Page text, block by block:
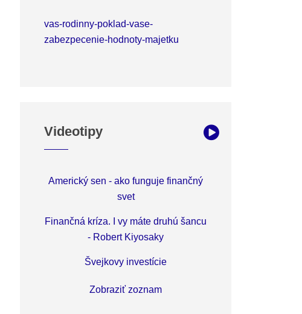
vas-rodinny-poklad-vase-
zabezpecenie-hodnoty-majetku
Videotipy
Americký sen - ako funguje finančný
svet
Finančná kríza. I vy máte druhú šancu
- Robert Kiyosaky
Švejkovy investície
Zobraziť zoznam